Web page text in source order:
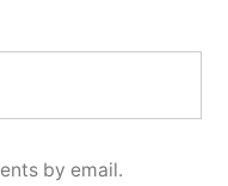
by email.